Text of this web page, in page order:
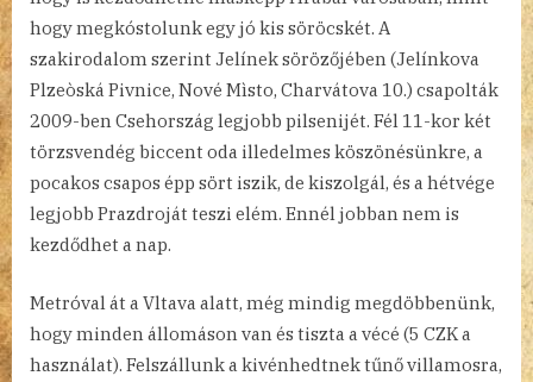
hogy megkóstolunk egy jó kis söröcskét. A
szakirodalom szerint Jelínek sörözőjében (Jelínkova
Plzeòská Pivnice, Nové Mìsto, Charvátova 10.) csapolták
2009-ben Csehország legjobb pilsenijét. Fél 11-kor két
törzsvendég biccent oda illedelmes köszönésünkre, a
pocakos csapos épp sört iszik, de kiszolgál, és a hétvége
legjobb Prazdroját teszi elém. Ennél jobban nem is
kezdődhet a nap.
Metróval át a Vltava alatt, még mindig megdöbbenünk,
hogy minden állomáson van és tiszta a vécé (5 CZK a
használat). Felszállunk a kivénhedtnek tűnő villamosra,